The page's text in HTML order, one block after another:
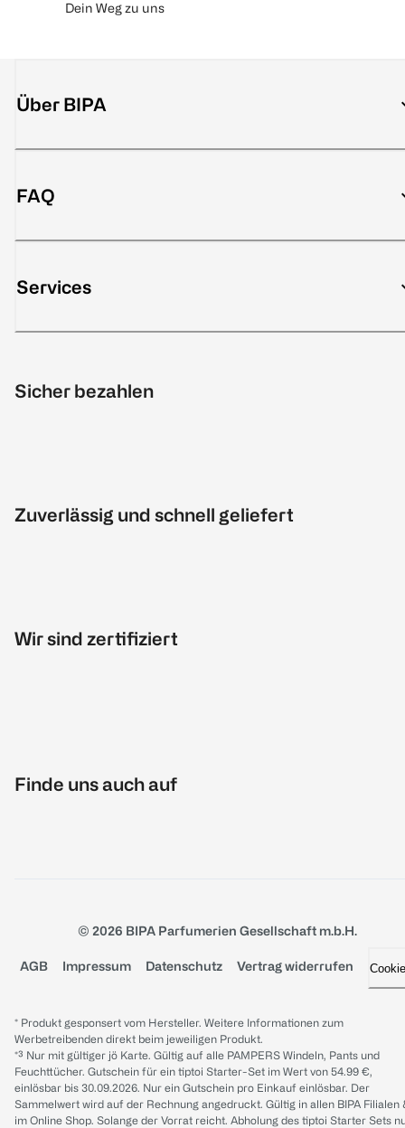
Dein Weg zu uns
Über BIPA
FAQ
Services
Sicher bezahlen
Zuverlässig und schnell geliefert
Wir sind zertifiziert
Finde uns auch auf
© 2026 BIPA Parfumerien Gesellschaft m.b.H.
AGB Impressum Datenschutz Vertrag widerrufen
* Produkt gesponsert vom Hersteller. Weitere Informationen zum
Werbetreibenden direkt beim jeweiligen Produkt.
*³ Nur mit gültiger jö Karte. Gültig auf alle PAMPERS Windeln, Pants und
Feuchttücher. Gutschein für ein tiptoi Starter-Set im Wert von 54.99 €,
einlösbar bis 30.09.2026. Nur ein Gutschein pro Einkauf einlösbar. Der
Sammelwert wird auf der Rechnung angedruckt. Gültig in allen BIPA Filialen
im Online Shop. Solange der Vorrat reicht. Abholung des tiptoi Starter Sets